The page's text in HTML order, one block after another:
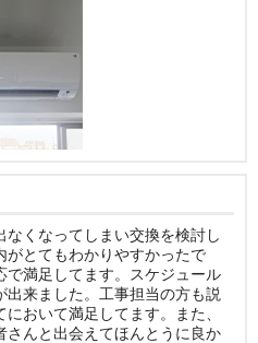
くなってしまい交換を検討し
がとてもわかりやすかったで
で満足してます。スケジュール
来ました。工事担当の方も説
おいて満足してます。また、
さんと出会えてほんとうに良か